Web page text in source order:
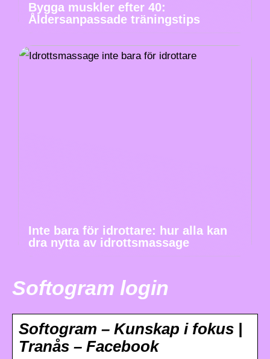
Bygga muskler efter 40:
Åldersanpassade träningstips
Inte bara för idrottare: hur alla kan
dra nytta av idrottsmassage
Softogram login
Softogram – Kunskap i fokus |
Tranås – Facebook